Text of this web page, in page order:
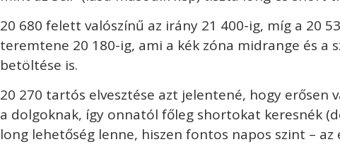
20 680 felett valószínű az irány 21 400-ig, míg a 20
teremtene 20 180-ig, ami a kék zóna midrange és a
betöltése is.
20 270 tartós elvesztése azt jelentené, hogy erősen
a dolgoknak, így onnatól főleg shortokat keresnék
long lehetőség lenne, hiszen fontos napos szint – az